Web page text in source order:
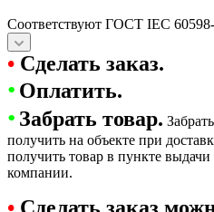
Соответствуют ГОСТ IEC
• Сделать заказ.
• Оплатить.
• Забрать товар.
получить на объекте при
получить товар в пункте
компании.
• Сделать заказ